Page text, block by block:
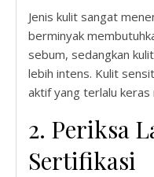
Jenis kulit sangat
berminyak
sebum, sedangkan
lebih intens. Kulit
aktif yang terlalu keras
2. Periksa
Sertifikasi